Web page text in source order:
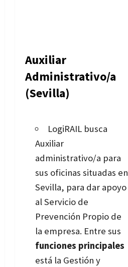
Auxiliar
Administrativo/a
(Sevilla)
LogiRAIL busca
Auxiliar
administrativo/a para
sus oficinas situadas en
Sevilla, para dar apoyo
al Servicio de
Prevención Propio de
la empresa. Entre sus
funciones principales
está la Gestión y